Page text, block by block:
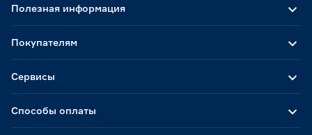
Способы оплаты
Полезная информация
Покупателям
Сервисы